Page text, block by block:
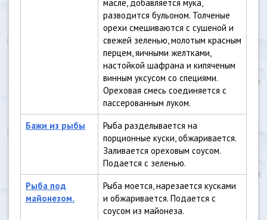
масле, добавляется мука,
разводится бульоном. Толченые
орехи смешиваются с сушеной и
свежей зеленью, молотым красным
перцем, яичными желтками,
настойкой шафрана и кипяченым
винным уксусом со специями.
Ореховая смесь соединяется с
пассерованным луком.
Бажи из рыбы
Рыба разделывается на
порционные куски, обжаривается.
Заливается ореховым соусом.
Подается с зеленью.
Рыба под
майонезом.
Рыба моется, нарезается кусками
и обжаривается. Подается с
соусом из майонеза.